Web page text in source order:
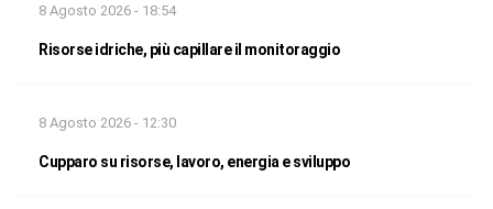
8 Agosto 2026 - 18:54
Risorse idriche, più capillare il monitoraggio
8 Agosto 2026 - 12:30
Cupparo su risorse, lavoro, energia e sviluppo